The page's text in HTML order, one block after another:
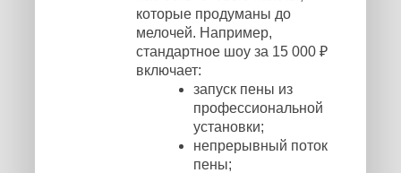
которые продуманы до
мелочей. Например,
стандартное шоу за 15 000 ₽
включает:
запуск пены из
профессиональной
установки;
непрерывный поток
пены;